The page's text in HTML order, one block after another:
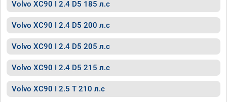
Volvo XC90 I 2.4 D5 185 л.с
Volvo XC90 I 2.4 D5 200 л.с
Volvo XC90 I 2.4 D5 205 л.с
Volvo XC90 I 2.4 D5 215 л.с
Volvo XC90 I 2.5 T 210 л.с